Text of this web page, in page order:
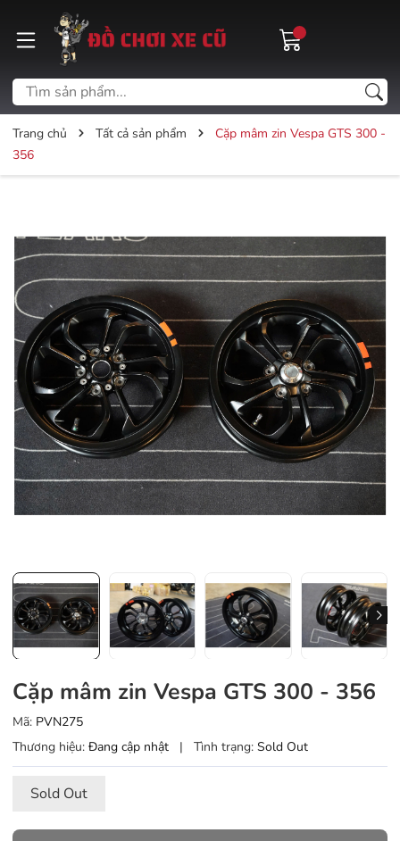
Trang chủ Tất cả sản phẩm
Cặp mâm zin Vespa GTS 300 -
356
Cặp mâm zin Vespa GTS 300 - 356
Mã: PVN275
Thương hiệu: Đang cập nhật | Tình trạng: Sold Out
Sold Out